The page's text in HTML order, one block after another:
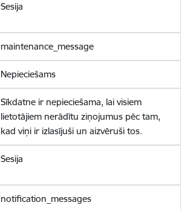
Sesija
maintenance_message
Nepieciešams
Sīkdatne ir nepieciešama, lai visiem
lietotājiem nerādītu ziņojumus pēc tam,
kad viņi ir izlasījuši un aizvēruši tos.
Sesija
notification_messages